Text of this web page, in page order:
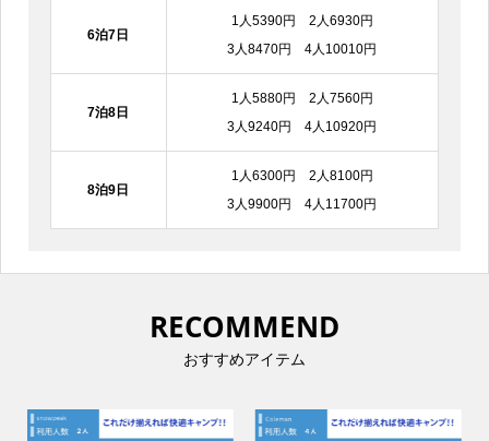
6泊7日
1人5390円 2人6930円
3人8470円 4人10010円
7泊8日
1人5880円 2人7560円
3人9240円 4人10920円
8泊9日
1人6300円 2人8100円
3人9900円 4人11700円
RECOMMEND
おすすめアイテム